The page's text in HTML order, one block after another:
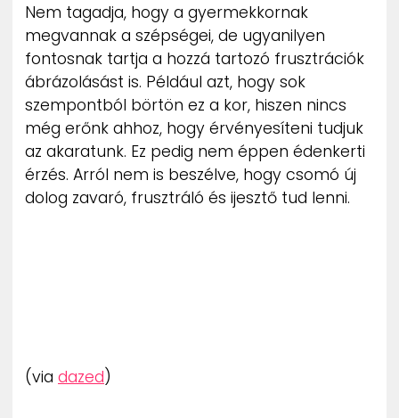
Nem tagadja, hogy a gyermekkornak
megvannak a szépségei, de ugyanilyen
fontosnak tartja a hozzá tartozó frusztrációk
ábrázolásást is. Például azt, hogy sok
szempontból börtön ez a kor, hiszen nincs
még erőnk ahhoz, hogy érvényesíteni tudjuk
az akaratunk. Ez pedig nem éppen édenkerti
érzés. Arról nem is beszélve, hogy csomó új
dolog zavaró, frusztráló és ijesztő tud lenni.
(via dazed)